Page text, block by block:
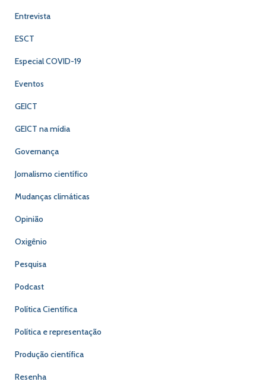
Entrevista
ESCT
Especial COVID-19
Eventos
GEICT
GEICT na mídia
Governança
Jornalismo científico
Mudanças climáticas
Opinião
Oxigênio
Pesquisa
Podcast
Política Científica
Política e representação
Produção científica
Resenha